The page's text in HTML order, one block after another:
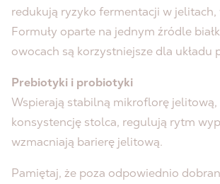
redukują ryzyko fermentacji w jelitach,
Formuły oparte na jednym źródle
owocach są korzystniejsze dla układu
Prebiotyki i probiotyki
Wspierają stabilną mikroflorę jelitową,
konsystencję stolca, regulują rytm
wzmacniają barierę jelitową.
Pamiętaj, że poza odpowiednio